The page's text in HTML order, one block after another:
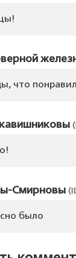
что
Смирновы
было